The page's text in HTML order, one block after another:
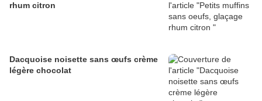
rhum citron
Dacquoise noisette sans œufs crème
légère chocolat